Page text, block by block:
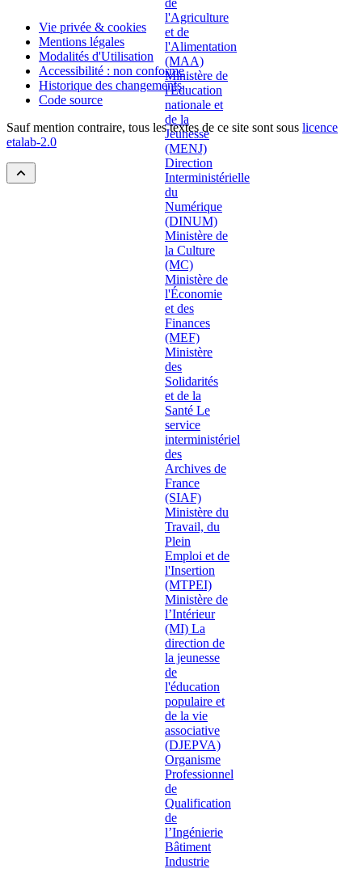
Vie privée & cookies
Mentions légales
Modalités d'Utilisation
Accessibilité : non conforme
Historique des changements
Code source
Sauf mention contraire, tous les textes de ce site sont sous licence
etalab-2.0